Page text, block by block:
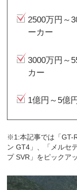
2500万円～
ーカー
3000万円～
カー
1億円～5億
※1:本記事では「GT-
ン GT4」、「メルセ
プ SVR」をピックア